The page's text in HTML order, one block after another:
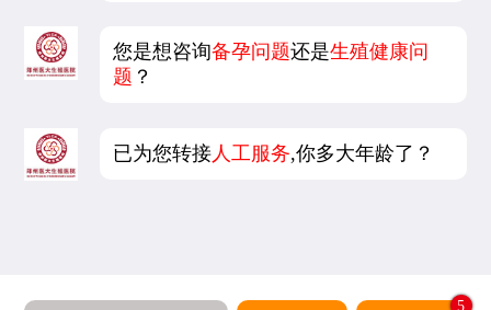
您是想咨询备孕问题还是生殖健康问
题 ？
已为您转接 人工服务,你多大年龄了？
5